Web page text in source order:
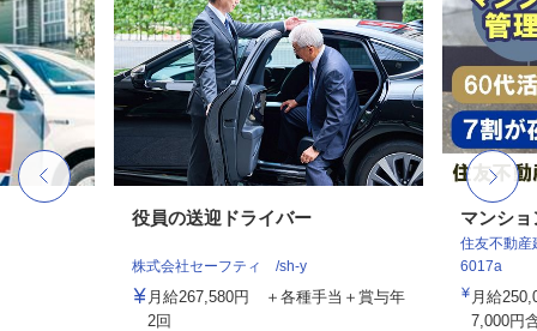
役員の送迎ドライバー
株式会社セーフティ /sh-y
月給267,580円 ＋各種手当＋賞与年
2回
マンシ
住友不動
6017a
月給
7,000円